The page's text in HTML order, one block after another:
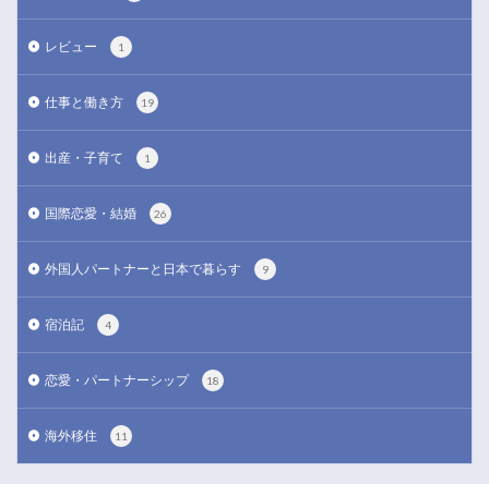
レビュー 1
仕事と働き方 19
出産・子育て 1
国際恋愛・結婚 26
外国人パートナーと日本で暮らす 9
宿泊記 4
恋愛・パートナーシップ 18
海外移住 11